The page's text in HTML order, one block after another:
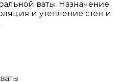
ваты. Назначение
и утепление стен и